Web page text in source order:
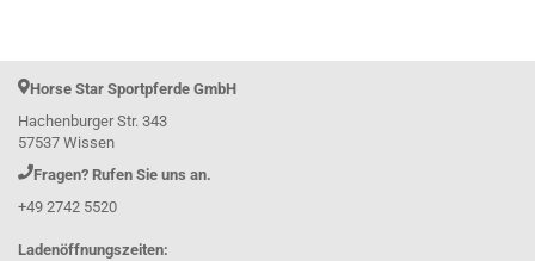
Horse Star Sportpferde GmbH
Hachenburger Str. 343
57537 Wissen
Fragen? Rufen Sie uns an.
+49 2742 5520
Ladenöffnungszeiten: